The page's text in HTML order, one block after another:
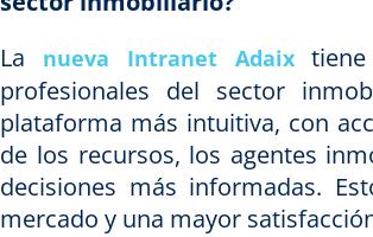
La nueva Intranet Adaixtiene
profesionales del sector
plataforma más intuitiva, con
de los recursos, los agentes
decisiones más informadas.
mercado y una mayor